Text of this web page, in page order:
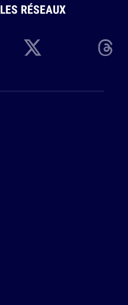
LES RÉSEAUX